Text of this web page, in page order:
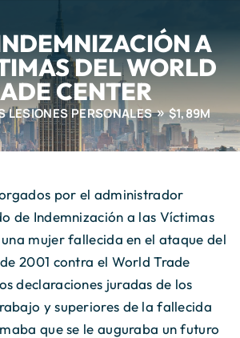
A
DEL WORLD
CENTER
LESIONES PERSONALES $1,89M
por el administrador
de Indemnización a las Víctimas
mujer fallecida en el ataque del
2001 contra el World Trade
declaraciones juradas de los
y superiores de la fallecida
que se le auguraba un futuro